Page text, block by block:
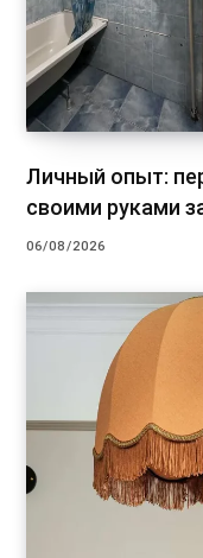
Личный опыт:
своими руками
06/08/2026